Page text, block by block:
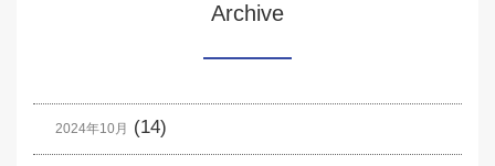
Archive
2024年10月 (14)